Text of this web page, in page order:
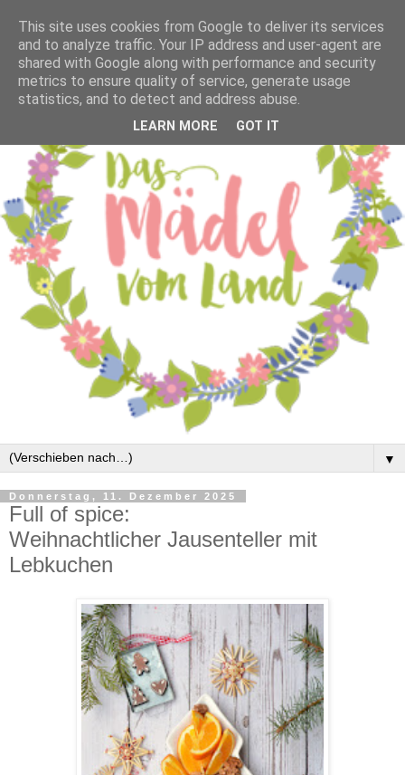
▼
Donnerstag, 11. Dezember 2025
Full of spice:
Weihnachtlicher Jausenteller mit
Lebkuchen
This site uses cookies from Google to deliver its services
and to analyze traffic. Your IP address and user-agent are
shared with Google along with performance and security
metrics to ensure quality of service, generate usage
statistics, and to detect and address abuse.
LEARN MORE GOT IT